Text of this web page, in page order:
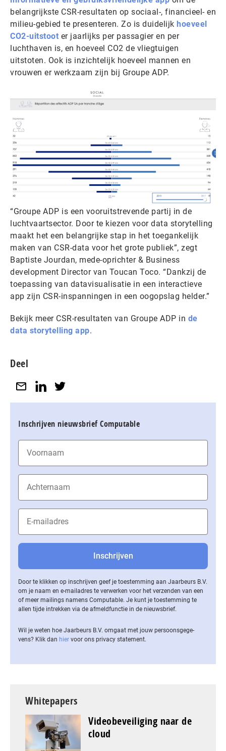
belangrijkste CSR-resultaten op sociaal-, financieel- en
milieu-gebied te presenteren. Zo is duidelijk hoeveel
CO2-uitstoot er jaarlijks per passagier en per
luchthaven is, en hoeveel CO2 de vliegtuigen
uitstoten. Ook is inzichtelijk hoeveel mannen en
vrouwen er werkzaam zijn bij Groupe ADP.
“Groupe ADP is een vooruitstrevende partij in de
luchtvaartsector. Door te kiezen voor data storytelling
maakt het een belangrijke stap in het toegankelijk
maken van CSR-data voor het grote publiek”, zegt
Baptiste Jourdan, mede-oprichter & Business
development Director van Toucan Toco. “Dankzij de
toepassing van datavisualisatie in een interactieve
app zijn CSR-inspanningen in een oogopslag helder.”
Bekijk meer CSR-resultaten van Groupe ADP in de
data storytelling app.
Deel
Inschrijven nieuwsbrief Computable
Door te klikken op inschrijven geef je toestemming aan Jaarbeurs B.V.
om je naam en e-mailadres te verwerken voor het verzenden van een
of meer mailings namens Computable. Je kunt je toestemming te
allen tijde intrekken via de af­meld­func­tie in de nieuwsbrief.
Wil je weten hoe Jaarbeurs B.V. omgaat met jouw per­soons­ge­ge­
vens? Klik dan hier voor ons privacy statement.
Whitepapers
Videobeveiliging naar de
cloud